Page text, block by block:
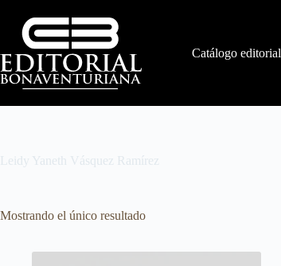
Catálogo editorial
Leidy Yaneth Vásquez Ramírez
Mostrando el único resultado